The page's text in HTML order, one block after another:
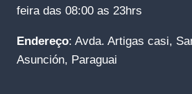
feira das 08:00 as 23hrs
Endereço: Avda. Artigas casi,
Asunción, Paraguai